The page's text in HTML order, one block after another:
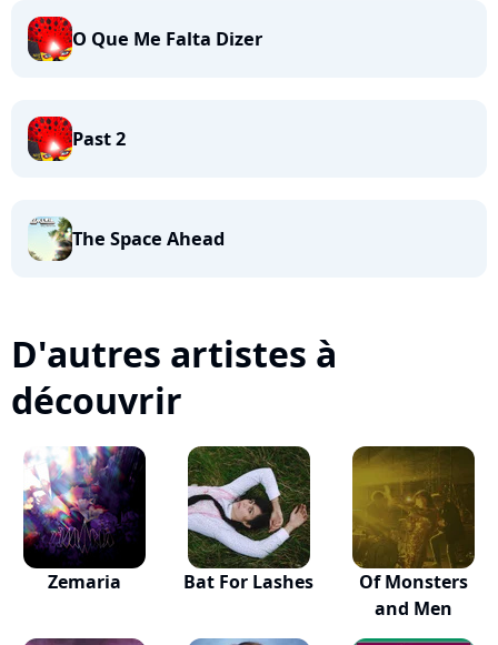
O Que Me Falta Dizer
Past 2
The Space Ahead
D'autres artistes à
découvrir
Zemaria Bat For Lashes
Of Monsters
and Men